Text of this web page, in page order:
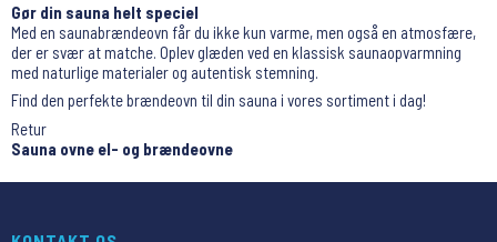
Gør din sauna helt speciel
Med en saunabrændeovn får du ikke kun varme, men også en atmosfære,
der er svær at matche. Oplev glæden ved en klassisk saunaopvarmning
med naturlige materialer og autentisk stemning.
Find den perfekte brændeovn til din sauna i vores sortiment i dag!
Retur
Sauna ovne el- og brændeovne